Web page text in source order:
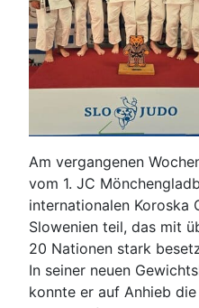
Am vergangenen
vom 1. JC
internationalen Koroska
Slowenien teil, das mit
20 Nationen stark
In seiner neuen
konnte er auf Anhieb